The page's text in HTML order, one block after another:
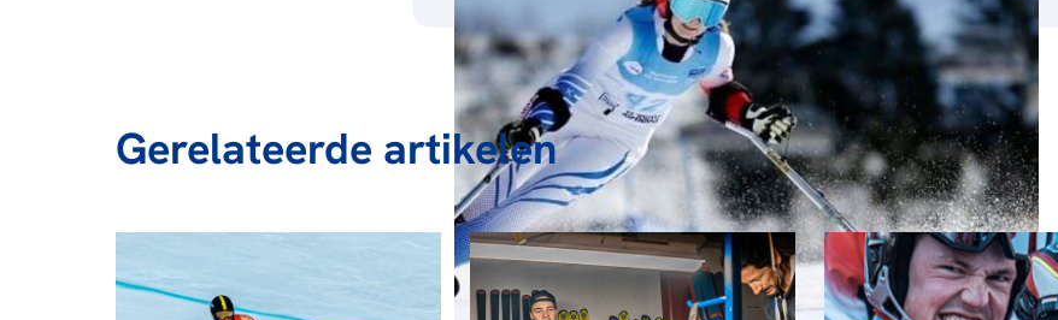
Gerelateerde artikelen